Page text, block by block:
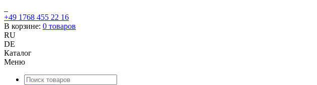
+49 1768 455 22 16
В корзине: 0 товаров
RU
DE
Каталог
Меню